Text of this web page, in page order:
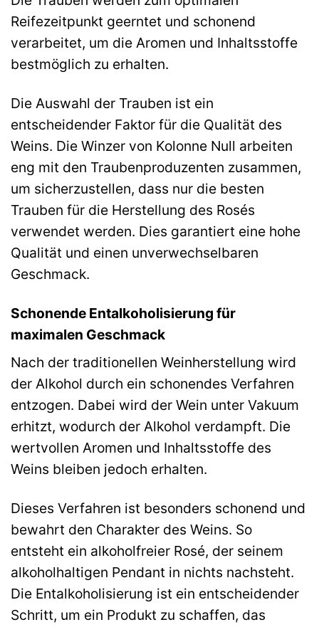
Reifezeitpunkt geerntet und schonend
verarbeitet, um die Aromen und Inhaltsstoffe
bestmöglich zu erhalten.
Die Auswahl der Trauben ist ein
entscheidender Faktor für die Qualität des
Weins. Die Winzer von Kolonne Null arbeiten
eng mit den Traubenproduzenten zusammen,
um sicherzustellen, dass nur die besten
Trauben für die Herstellung des Rosés
verwendet werden. Dies garantiert eine hohe
Qualität und einen unverwechselbaren
Geschmack.
Schonende Entalkoholisierung für
maximalen Geschmack
Nach der traditionellen Weinherstellung wird
der Alkohol durch ein schonendes Verfahren
entzogen. Dabei wird der Wein unter Vakuum
erhitzt, wodurch der Alkohol verdampft. Die
wertvollen Aromen und Inhaltsstoffe des
Weins bleiben jedoch erhalten.
Dieses Verfahren ist besonders schonend und
bewahrt den Charakter des Weins. So
entsteht ein alkoholfreier Rosé, der seinem
alkoholhaltigen Pendant in nichts nachsteht.
Die Entalkoholisierung ist ein entscheidender
Schritt, um ein Produkt zu schaffen, das